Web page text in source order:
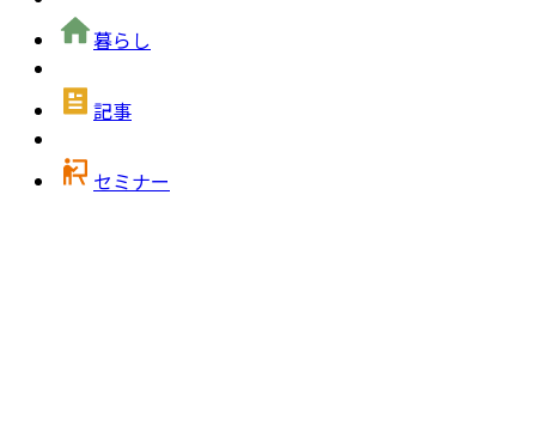
暮らし
記事
セミナー